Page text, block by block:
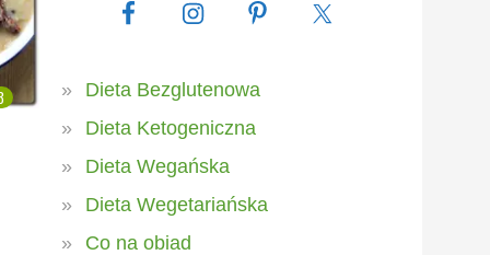
Dieta Bezglutenowa
Dieta Ketogeniczna
Dieta Wegańska
Dieta Wegetariańska
Co na obiad